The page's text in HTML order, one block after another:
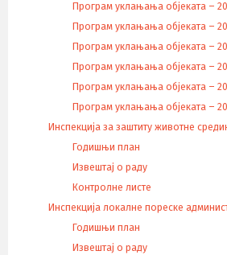
Програм уклањања објеката –
Програм уклањања објеката –
Програм уклањања објеката –
Програм уклањања објеката –
Програм уклањања објеката –
Програм уклањања објеката –
Инспекција за заштиту животне
Годишњи план
Извештај о раду
Контролне листе
Инспекција локалне пореске
Годишњи план
Извештај о раду